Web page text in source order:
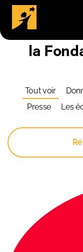
la
Tout voir
Presse
Les